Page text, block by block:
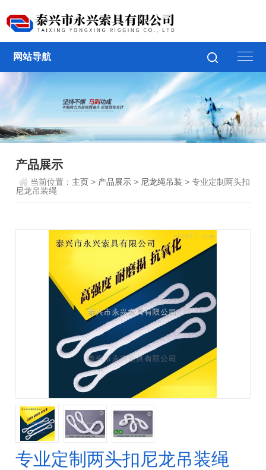
网站导航
产品展示
当前位置： 主页 > 产品展示 > 尼龙绳吊装 > 专业定制两头扣
尼龙吊装绳
专业定制两头扣尼龙吊装绳